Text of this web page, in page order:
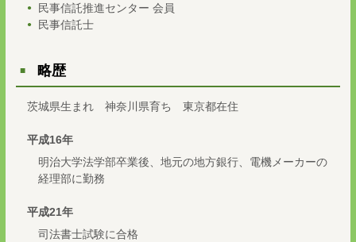
民事信託推進センター 会員
民事信託士
略歴
茨城県生まれ 神奈川県育ち 東京都在住
平成16年
明治大学法学部卒業後、地元の地方銀行、電機メーカーの
経理部に勤務
平成21年
司法書士試験に合格